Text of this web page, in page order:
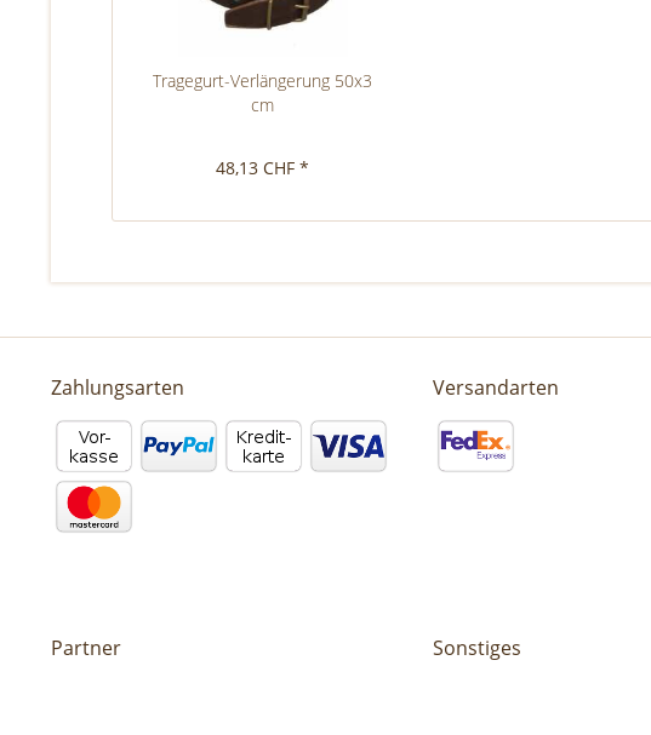
Tragegurt-Verlängerung 50x3
cm
48,13 CHF *
Zahlungsarten Versandarten
Partner Sonstiges